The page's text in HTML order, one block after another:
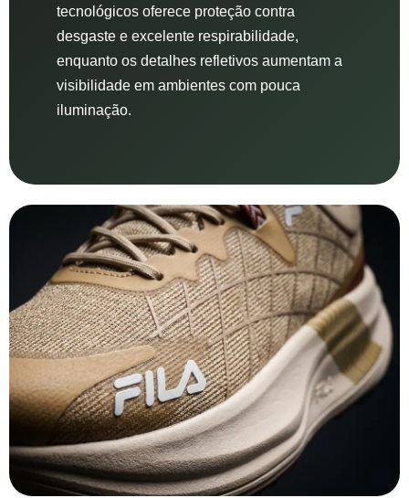
tecnológicos oferece proteção contra
desgaste e excelente respirabilidade,
enquanto os detalhes refletivos aumentam a
visibilidade em ambientes com pouca
iluminação.